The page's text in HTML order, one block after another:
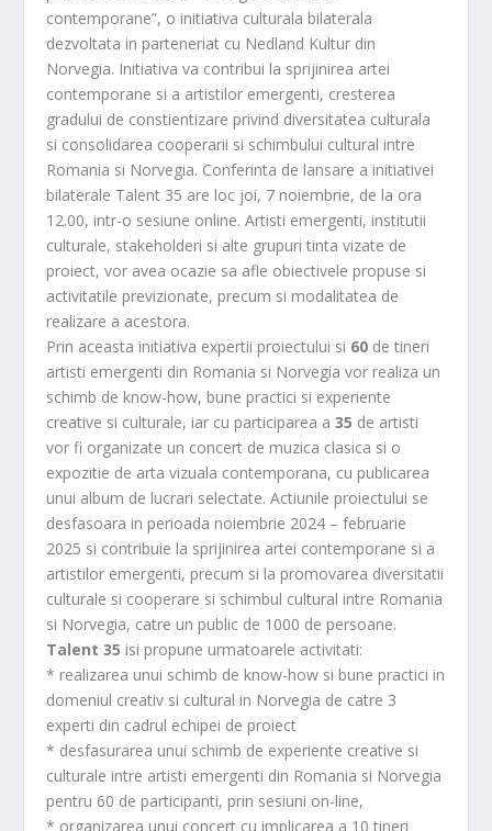
contemporane”, o initiativa culturala bilaterala
dezvoltata in parteneriat cu Nedland Kultur din
Norvegia. Initiativa va contribui la sprijinirea artei
contemporane si a artistilor emergenti, cresterea
gradului de constientizare privind diversitatea culturala
si consolidarea cooperarii si schimbului cultural intre
Romania si Norvegia. Conferinta de lansare a initiativei
bilaterale Talent 35 are loc joi, 7 noiembrie, de la ora
12.00, intr-o sesiune online. Artisti emergenti, institutii
culturale, stakeholderi si alte grupuri tinta vizate de
proiect, vor avea ocazie sa afle obiectivele propuse si
activitatile previzionate, precum si modalitatea de
realizare a acestora.
Prin aceasta initiativa expertii proiectului si 60 de tineri
artisti emergenti din Romania si Norvegia vor realiza un
schimb de know-how, bune practici si experiente
creative si culturale, iar cu participarea a35 de artisti
vor fi organizate un concert de muzica clasica si o
expozitie de arta vizuala contemporana, cu publicarea
unui album de lucrari selectate. Actiunile proiectului se
desfasoara in perioada noiembrie 2024 – februarie
2025 si contribuie la sprijinirea artei contemporane si a
artistilor emergenti, precum si la promovarea diversitatii
culturale si cooperare si schimbul cultural intre Romania
si Norvegia, catre un public de 1000 de persoane.
Talent 35 isi propune urmatoarele activitati:
* realizarea unui schimb de know-how si bune practici in
domeniul creativ si cultural in Norvegia de catre 3
experti din cadrul echipei de proiect
* desfasurarea unui schimb de experiente creative si
culturale intre artisti emergenti din Romania si Norvegia
pentru 60 de participanti, prin sesiuni on-line,
* organizarea unui concert cu implicarea a 10 tineri